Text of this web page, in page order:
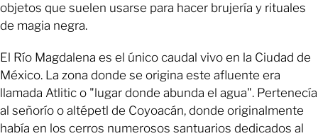
objetos que suelen usarse para hacer brujería y rituales
de magia negra.
El Río Magdalena es el único caudal vivo en la Ciudad de
México. La zona donde se origina este afluente era
llamada Atlitic o "lugar donde abunda el agua". Pertenecía
al señorío o altépetl de Coyoacán, donde originalmente
había en los cerros numerosos santuarios dedicados al